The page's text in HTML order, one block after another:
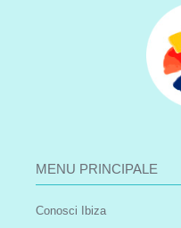
MENU PRINCIPALE
Conosci Ibiza